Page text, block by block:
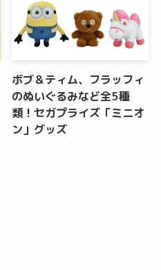
ボブ＆ティム、フラッフィ
のぬいぐるみなど全5種
類！セガプライズ「ミニオ
ン」グッズ